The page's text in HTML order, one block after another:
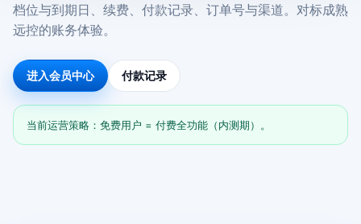
档位与到期日、续费、付款记录、订单号与渠道。对标成熟
远控的账务体验。
进入会员中心 付款记录
当前运营策略：免费用户 = 付费全功能（内测期）。